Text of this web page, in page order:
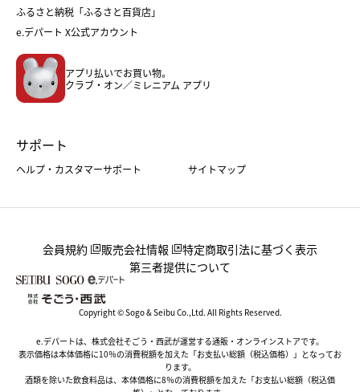
フード
ホーム・キッチン＆アート
ふるさと納税「ふるさと百貨店」
e.デパート X公式アカウント
アプリ払いでお買い物。
クラブ・オン／ミレニアム アプリ
サポート
ヘルプ・カスタマーサポート サイトマップ
会員規約 販売会社情報
特定商取引法に基づく表示
第三者提供について
Copyright © Sogo & Seibu Co.,Ltd. All Rights Reserved.
e.デパートは、株式会社そごう・西武が運営する通販・オンラインストアです。
表示価格は本体価格に10％の消費税額を加えた「お支払い総額（税込価格）」となってお
ります。
酒類を除いた飲食料品は、本体価格に8％の消費税額を加えた「お支払い総額（税込価